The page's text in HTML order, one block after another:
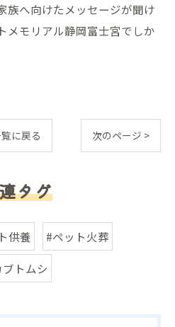
族へ向けたメッセージが聞け
メモリアル静岡富士宮でしか
に戻る 次のページ >
タグ
供養 #ペット火葬
ブトムシ